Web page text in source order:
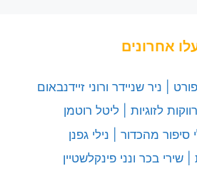
אחרונים
| ניר שניידר ורוני זיידנבאום
לזוגיות | ליטל רוטמן
סיפור מהכדור | נילי גפנן
שירי בכר ונני פינקלשטיין